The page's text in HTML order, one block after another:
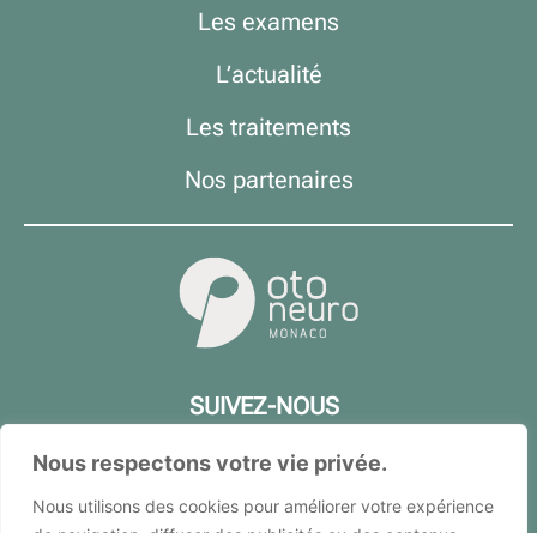
Nous respectons votre vie privée.
Nous utilisons des cookies pour améliorer votre expérience
Les examens
L’actualité
Les traitements
Nos partenaires
SUIVEZ-NOUS